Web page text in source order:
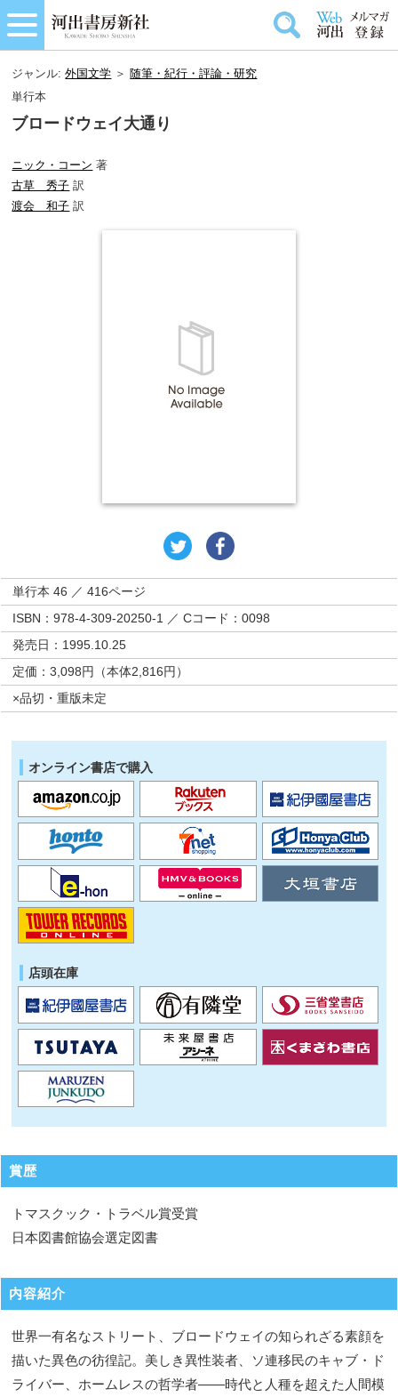
ジャンル:外国文学 ＞ 随筆・紀行・評論・研究
単行本
ブロードウェイ大通り
ニック・コーン 著
古草 秀子 訳
渡会 和子 訳
単行本 46 ／ 416ページ
ISBN：978-4-309-20250-1 ／ Cコード：0098
発売日：1995.10.25
定価：3,098円（本体2,816円）
×品切・重版未定
オンライン書店で購入
店頭在庫
賞歴
トマスクック・トラベル賞受賞
日本図書館協会選定図書
内容紹介
世界一有名なストリート、ブロードウェイの知られざる素顔を
描いた異色の彷徨記。美しき異性装者、ソ連移民のキャブ・ド
ライバー、ホームレスの哲学者――時代と人種を超えた人間模